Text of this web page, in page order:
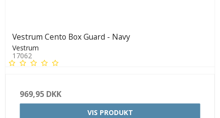
Vestrum Cento Box Guard - Navy
Vestrum
17062
969,95 DKK
VIS PRODUKT